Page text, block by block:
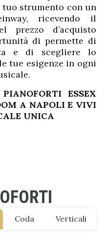
strumento con un
ricevendo il
prezzo d’acquisto
di permette di
e di scegliere lo
tue esigenze in ogni
ESSEX
A NAPOLI E VIVI
UNICA
Coda Verticali